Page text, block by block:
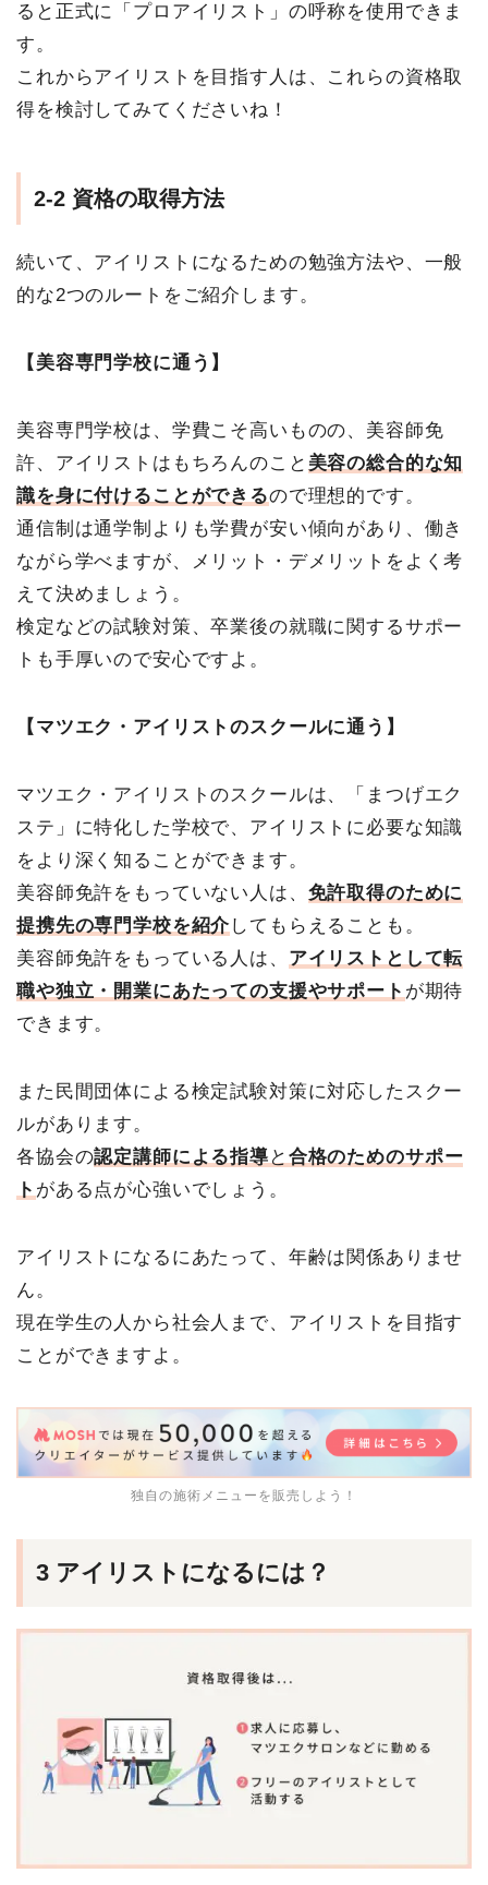
ると正式に「プロアイリスト」の呼称を使用できま
す。
これからアイリストを目指す人は、これらの資格取
得を検討してみてくださいね！
2-2 資格の取得方法
続いて、アイリストになるための勉強方法や、一般
的な2つのルートをご紹介します。
【美容専門学校に通う】
美容専門学校は、学費こそ高いものの、美容師免
許、アイリストはもちろんのこと 美容の総合的な知
識を身に付けることができるので理想的です。
通信制は通学制よりも学費が安い傾向があり、働き
ながら学べますが、メリット・デメリットをよく考
えて決めましょう。
検定などの試験対策、卒業後の就職に関するサポー
トも手厚いので安心ですよ。
【マツエク・アイリストのスクールに通う】
マツエク・アイリストのスクールは、「まつげエク
ステ」に特化した学校で、アイリストに必要な知識
をより深く知ることができます。
美容師免許をもっていない人は、 免許取得のために
提携先の専門学校を紹介してもらえることも。
美容師免許をもっている人は、 アイリストとして転
職や独立・開業にあたっての支援やサポート が期待
できます。
また民間団体による検定試験対策に対応したスクー
ルがあります。
各協会の認定講師による指導 と 合格のためのサポー
ト がある点が心強いでしょう。
アイリストになるにあたって、年齢は関係ありませ
ん。
現在学生の人から社会人まで、アイリストを目指す
ことができますよ。
独自の施術メニューを販売しよう！
3 アイリストになるには？